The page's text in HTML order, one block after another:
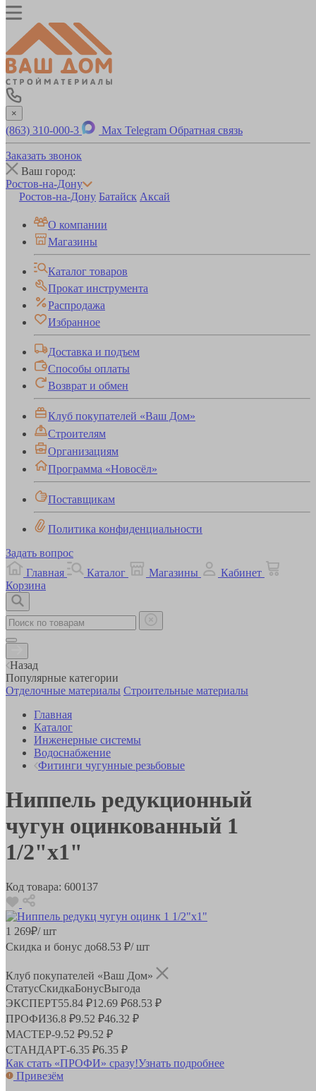
×
(863) 310-000-3 Max Telegram Обратная связь
Заказать звонок
Ваш город:
Ростов-на-Дону
Ростов-на-Дону Батайск Аксай
О компании
Магазины
Каталог товаров
Прокат инструмента
Распродажа
Избранное
Доставка и подъем
Способы оплаты
Возврат и обмен
Клуб покупателей «Ваш Дом»
Строителям
Организациям
Программа «Новосёл»
Поставщикам
Политика конфиденциальности
Задать вопрос
Главная
Каталог Магазины
Кабинет
Корзина
Назад
Популярные категории
Отделочные материалы Строительные материалы
Главная
Каталог
Инженерные системы
Водоснабжение
Фитинги чугунные резьбовые
Ниппель редукционный
чугун оцинкованный 1
1/2"x1"
Код товара: 600137
1 269₽/ шт
Скидка и бонус до68.53 ₽/ шт
Клуб покупателей «Ваш Дом»
СтатусСкидкаБонусВыгода
ЭКСПЕРТ55.84 ₽12.69 ₽68.53 ₽
ПРОФИ36.8 ₽9.52 ₽46.32 ₽
МАСТЕР-9.52 ₽9.52 ₽
СТАНДАРТ-6.35 ₽6.35 ₽
Как стать «ПРОФИ» сразу!Узнать подробнее
Привезём